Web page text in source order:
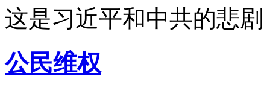
这是习近平和中共的悲
公民维权